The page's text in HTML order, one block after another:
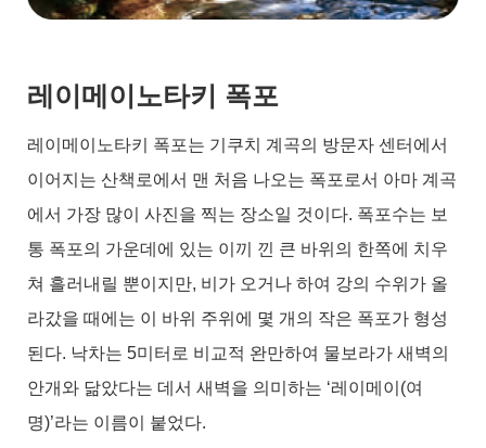
레이메이노타키 폭포
레이메이노타키 폭포는 기쿠치 계곡의 방문자 센터에서
이어지는 산책로에서 맨 처음 나오는 폭포로서 아마 계곡
에서 가장 많이 사진을 찍는 장소일 것이다. 폭포수는 보
통 폭포의 가운데에 있는 이끼 낀 큰 바위의 한쪽에 치우
쳐 흘러내릴 뿐이지만, 비가 오거나 하여 강의 수위가 올
라갔을 때에는 이 바위 주위에 몇 개의 작은 폭포가 형성
된다. 낙차는 5미터로 비교적 완만하여 물보라가 새벽의
안개와 닮았다는 데서 새벽을 의미하는 ‘레이메이(여
명)’라는 이름이 붙었다.